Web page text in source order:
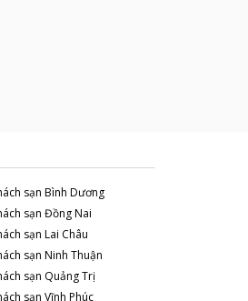
sạn Bình Dương
sạn Đồng Nai
sạn Lai Châu
sạn Ninh Thuận
sạn Quảng Trị
sạn Vĩnh Phúc